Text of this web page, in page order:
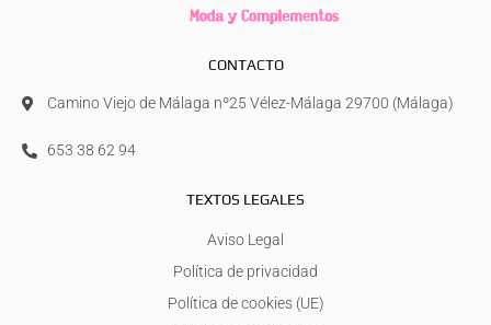
CONTACTO
Camino Viejo de Málaga nº25 Vélez-Málaga 29700 (Málaga)
653 38 62 94
TEXTOS LEGALES
Aviso Legal
Política de privacidad
Política de cookies (UE)